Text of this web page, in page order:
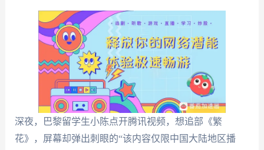
深夜，巴黎留学生小陈点开腾讯视频，想追部《繁
花》，屏幕却弹出刺眼的“该内容仅限中国大陆地区播